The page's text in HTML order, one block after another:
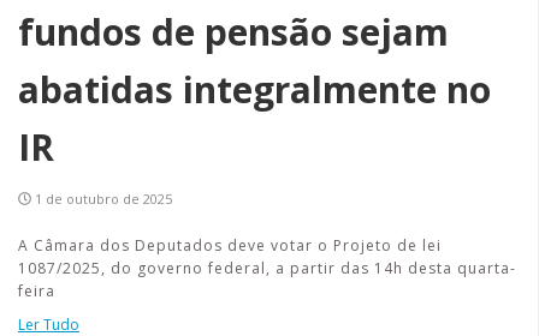
fundos de pensão sejam
abatidas integralmente no
IR
1 de outubro de 2025
A Câmara dos Deputados deve votar o Projeto de lei
1087/2025, do governo federal, a partir das 14h desta quarta-
feira
Ler Tudo